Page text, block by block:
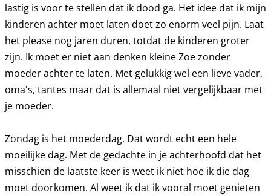
lastig is voor te stellen dat ik dood ga. Het idee dat ik mijn
kinderen achter moet laten doet zo enorm veel pijn. Laat
het please nog jaren duren, totdat de kinderen groter
zijn. Ik moet er niet aan denken kleine Zoe zonder
moeder achter te laten. Met gelukkig wel een lieve vader,
oma's, tantes maar dat is allemaal niet vergelijkbaar met
je moeder.
Zondag is het moederdag. Dat wordt echt een hele
moeilijke dag. Met de gedachte in je achterhoofd dat het
misschien de laatste keer is weet ik niet hoe ik die dag
moet doorkomen. Al weet ik dat ik vooral moet genieten